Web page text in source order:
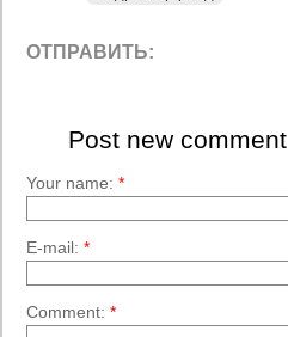
ОТПРАВИТЬ:
Post new comment
Your name: *
E-mail: *
Comment: *